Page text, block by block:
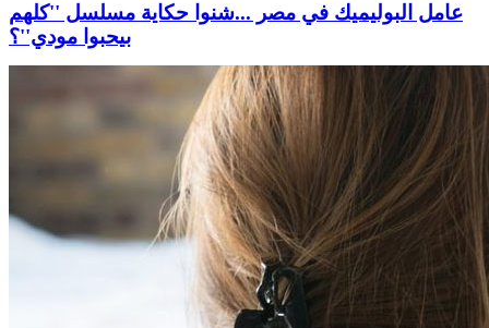
عامل البوليميك في مصر ...شنوا حكاية مسلسل ''كلهم
بيحبوا مودي''؟